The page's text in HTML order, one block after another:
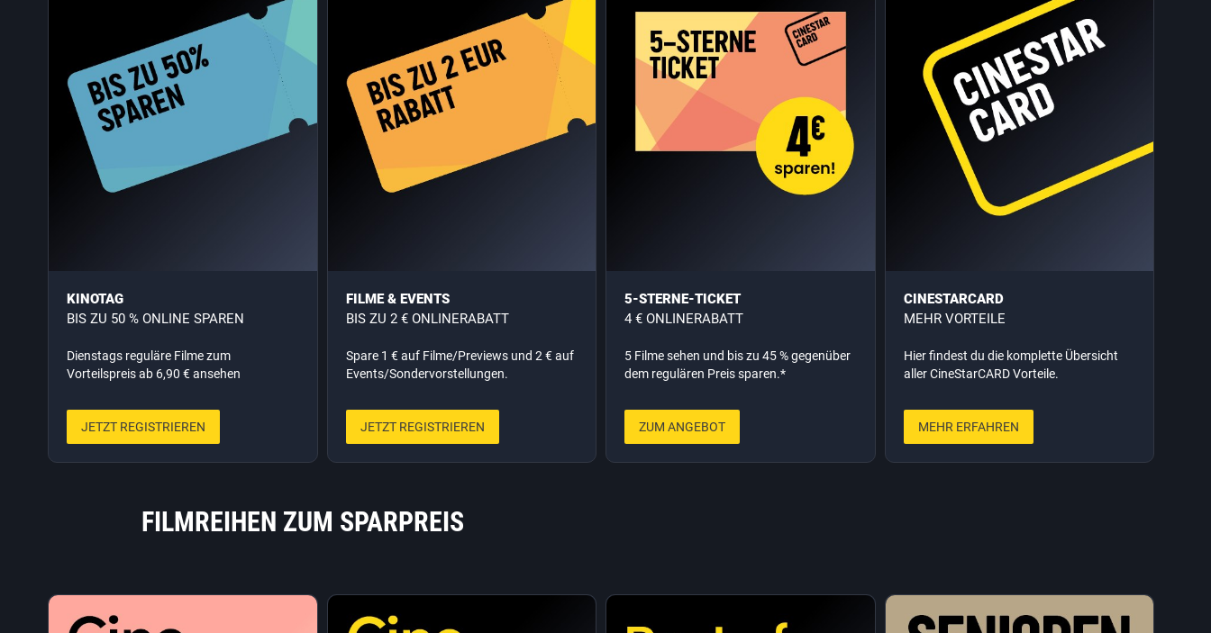
KINOTAG
BIS ZU 50 % ONLINE SPAREN
Dienstags reguläre Filme zum
Vorteilspreis ab 6,90 € ansehen
JETZT REGISTRIEREN
FILME & EVENTS
BIS ZU 2 € ONLINERABATT
Spare 1 € auf Filme/Previews und 2 € auf
Events/Sondervorstellungen.
JETZT REGISTRIEREN
5-STERNE-TICKET
4 € ONLINERABATT
5 Filme sehen und bis zu 45 % gegenüber
dem regulären Preis sparen.*
ZUM ANGEBOT
CINESTARCARD
MEHR VORTEILE
Hier findest du die komplette Übersicht
aller CineStarCARD Vorteile.
MEHR ERFAHREN
FILMREIHEN ZUM SPARPREIS